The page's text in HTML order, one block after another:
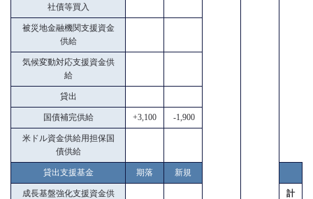
社債等買入
被災地金融機関支援資金
供給
気候変動対応支援資金供
給
貸出
国債補完供給 +3,100 -1,900
米ドル資金供給用担保国
債供給
貸出支援基金 期落 新規
成長基盤強化支援資金供
計